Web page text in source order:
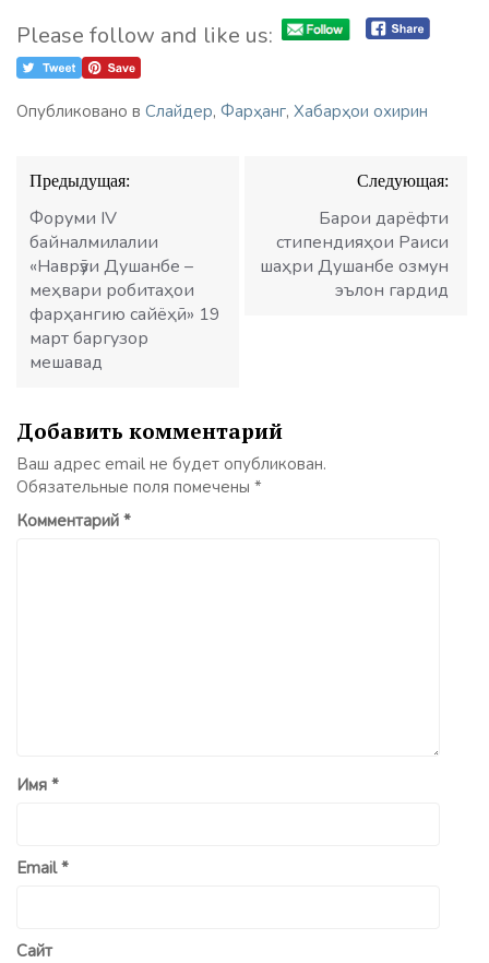
Please follow and like us:
Опубликовано в Слайдер, Фарҳанг, Хабарҳои охирин
Навигация
по
записям
Предыдущая:
Форуми IV
байналмилалии
«Наврӯзи Душанбе –
меҳвари робитаҳои
фарҳангию сайёҳӣ» 19
март баргузор
мешавад
Следующая:
Барои дарёфти
стипендияҳои Раиси
шаҳри Душанбе озмун
эълон гардид
Добавить комментарий
Ваш адрес email не будет опубликован.
Обязательные поля помечены *
Комментарий *
Имя *
Email*
Сайт